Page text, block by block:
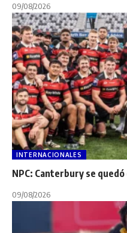
09/08/2026
INTERNACIONALES
NPC: Canterbury se
09/08/2026